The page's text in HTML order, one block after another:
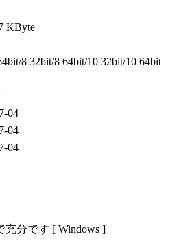
KByte
8 32bit/8 64bit/10 32bit/10 64bit
04
04
04
充分です [ Windows ]